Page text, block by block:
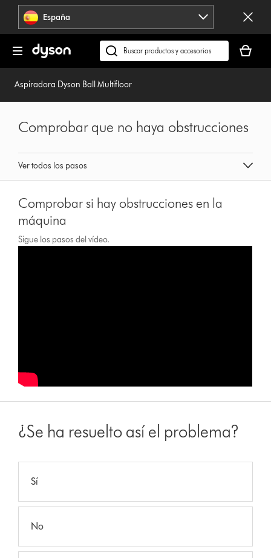
Omitir
navegación España
Buscar
en
dyson.es
cesta
está
Aspiradora Dyson Ball Multifloor
Ver todos los pasos
Comprobar que no haya obstrucciones
Comprobar si hay obstrucciones en la
máquina
Sigue los pasos del vídeo.
¿Se ha resuelto así el problema?
Sí
No